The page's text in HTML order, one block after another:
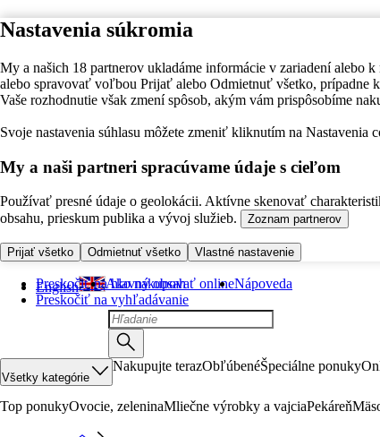
Nastavenia súkromia
My a našich 18 partnerov ukladáme informácie v zariadení alebo
alebo spravovať voľbou Prijať alebo Odmietnuť všetko, prípadne
Vaše rozhodnutie však zmení spôsob, akým vám prispôsobíme
Svoje nastavenia súhlasu môžete zmeniť kliknutím na Nastavenia
My a naši partneri spracúvame údaje s cieľom
Používať presné údaje o geolokácii. Aktívne skenovať
obsahu, prieskum publika a vývoj služieb.
Zoznam partnerov
Prijať všetko Odmietnuť všetko Vlastné nastavenie
Preskočiť na hlavný obsah
Preskočiť na vyhľadávanie
English Ako nakupovať onlineNápoveda
Všetky kategórie
Nakupujte terazObľúbenéŠpeciálne ponuky
Top ponukyOvocie, zeleninaMliečne výrobky a vajciaPekáreň